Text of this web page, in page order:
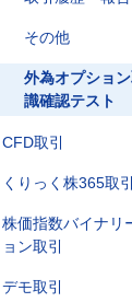
その他
外為オプショ
識確認テスト
CFD取引
くりっく株365取引
株価指数バイナリ
ョン取引
デモ取引